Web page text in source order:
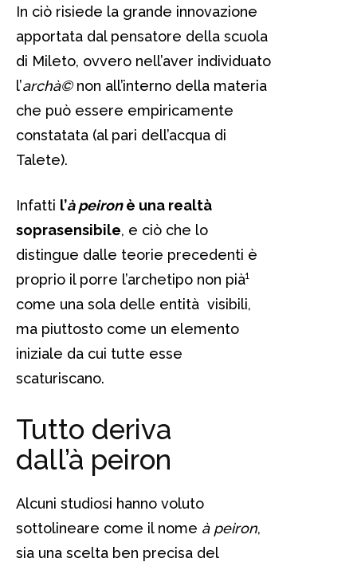
In ciò risiede la grande innovazione
apportata dal pensatore della scuola
di Mileto, ovvero nell’aver individuato
l’archà© non all’interno della materia
che può essere empiricamente
constatata (al pari dell’acqua di
Talete).
Infatti l’à peironè una realtà
soprasensibile, e ciò che lo
distingue dalle teorie precedenti è
proprio il porre l’archetipo non pià¹
come una sola delle entità visibili,
ma piuttosto come un elemento
iniziale da cui tutte esse
scaturiscano.
Tutto deriva
dall’à peiron
Alcuni studiosi hanno voluto
sottolineare come il nome à peiron,
sia una scelta ben precisa del